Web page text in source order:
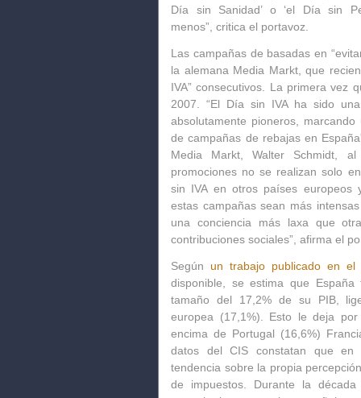
Día sin Sanidad’ o ‘el Día sin
menos”, critica el portavoz.
Las campañas de basadas en
la alemana Media Markt, que
IVA” consecutivos. La primera vez
2007. “El Día sin IVA ha sido
absolutamente pioneros ,
de campañas de rebajas en
Media Markt, Walter Schmidt,
promociones no se realizan solo
sin IVA en otros países europeos
estas campañas sean más
una conciencia más laxa que
contribuciones sociales”, afirma el
Según un trabajo publicado en el
disponible, se estima que
tamaño del 17,2% de su PIB,
europea (17,1%). Esto le deja
encima de Portugal (16,6%)
datos del CIS constatan que
tendencia sobre la propia
de impuestos. Durante la